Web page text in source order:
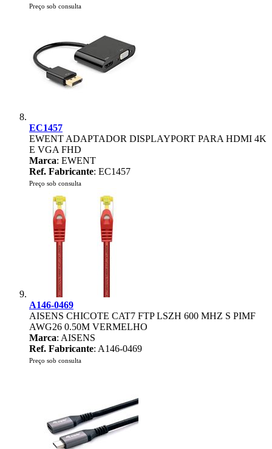
Preço sob consulta
EC1457
EWENT ADAPTADOR DISPLAYPORT PARA HDMI 4K
E VGA FHD
Marca: EWENT
Ref. Fabricante: EC1457
Preço sob consulta
A146-0469
AISENS CHICOTE CAT7 FTP LSZH 600 MHZ S PIMF
AWG26 0.50M VERMELHO
Marca: AISENS
Ref. Fabricante: A146-0469
Preço sob consulta